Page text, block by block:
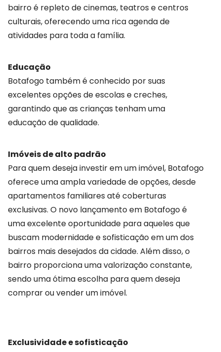
bairro é repleto de cinemas, teatros e centros
culturais, oferecendo uma rica agenda de
atividades para toda a família.
Educação
Botafogo também é conhecido por suas
excelentes opções de escolas e creches,
garantindo que as crianças tenham uma
educação de qualidade.
Imóveis de alto padrão
Para quem deseja investir em um imóvel, Botafogo
oferece uma ampla variedade de opções, desde
apartamentos familiares até coberturas
exclusivas. O novo lançamento em Botafogo é
uma excelente oportunidade para aqueles que
buscam modernidade e sofisticação em um dos
bairros mais desejados da cidade. Além disso, o
bairro proporciona uma valorização constante,
sendo uma ótima escolha para quem deseja
comprar ou vender um imóvel.
Exclusividade e sofisticação